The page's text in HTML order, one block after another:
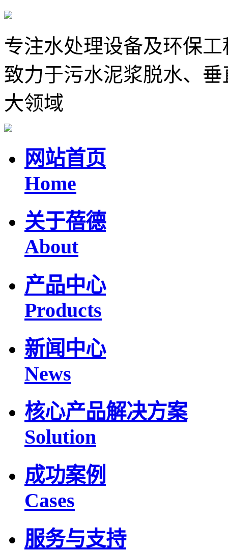
专注水处理设备及环保工
致力于污水泥浆脱水、
大领域
网站首页
Home
关于蓓德
About
产品中心
Products
新闻中心
News
核心产品解决方案
Solution
成功案例
Cases
服务与支持